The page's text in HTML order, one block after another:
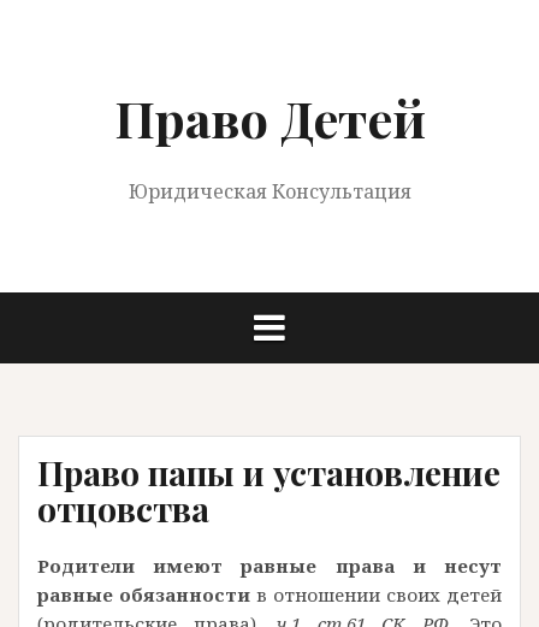
Право Детей
Юридическая Консультация
Право папы и установление
отцовства
Родители имеют равные права и несут
равные обязанности в отношении своих детей